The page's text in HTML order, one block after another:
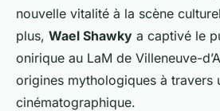
nouvelle vitalité à la scène
plus, Wael Shawky a captivé le
onirique au LaM de Villeneuve-
origines mythologiques à travers
cinématographique.